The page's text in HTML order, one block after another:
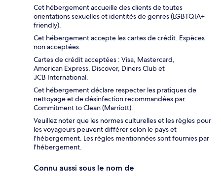
Cet hébergement accueille des clients de toutes
orientations sexuelles et identités de genres (LGBTQIA+
friendly).
Cet hébergement accepte les cartes de crédit. Espèces
non acceptées.
Cartes de crédit acceptées : Visa, Mastercard,
American Express, Discover, Diners Club et
JCB International.
Cet hébergement déclare respecter les pratiques de
nettoyage et de désinfection recommandées par
Commitment to Clean (Marriott).
Veuillez noter que les normes culturelles et les règles pour
les voyageurs peuvent différer selon le pays et
l'hébergement. Les règles mentionnées sont fournies par
l'hébergement.
Connu aussi sous le nom de